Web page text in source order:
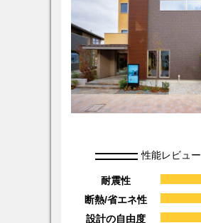
性能レビュー
耐震性
断熱/省エネ性
設計の自由度